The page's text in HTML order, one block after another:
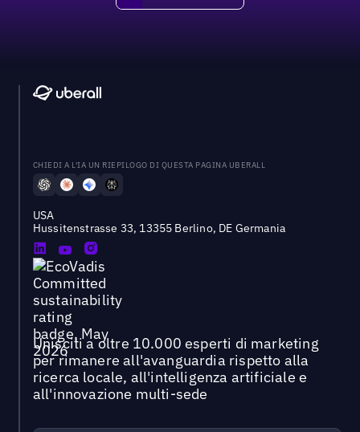
CHIEDI A L'IA UN RIEPILOGO DI QUESTA PAGINA UBERALL
USA
Hussitenstrasse 33, 13355 Berlino, DE Germania
Unisciti a oltre 10.000 esperti di marketing
per rimanere all'avanguardia rispetto alla
ricerca locale, all'intelligenza artificiale e
all'innovazione multi-sede